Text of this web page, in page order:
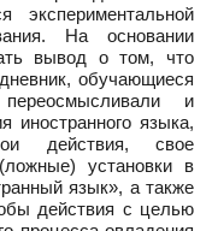
экспериментальной
На основании
вывод о том, что
обучающиеся
и
иностранного языка,
действия, свое
установки в
язык», а также
действия с целью